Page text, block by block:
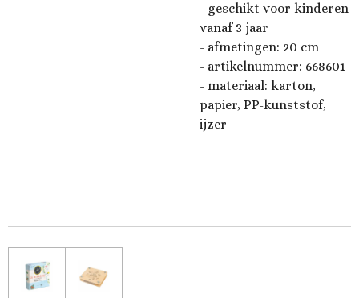
- geschikt voor kinderen
vanaf 3 jaar
- afmetingen: 20 cm
- artikelnummer: 668601
- materiaal: karton,
papier, PP-kunststof,
ijzer